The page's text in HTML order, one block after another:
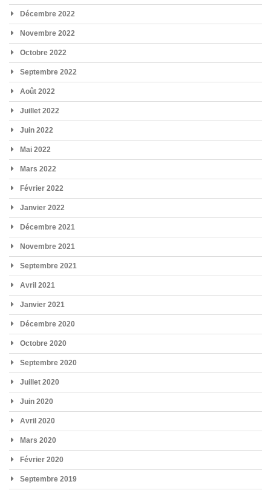
Décembre 2022
Novembre 2022
Octobre 2022
Septembre 2022
Août 2022
Juillet 2022
Juin 2022
Mai 2022
Mars 2022
Février 2022
Janvier 2022
Décembre 2021
Novembre 2021
Septembre 2021
Avril 2021
Janvier 2021
Décembre 2020
Octobre 2020
Septembre 2020
Juillet 2020
Juin 2020
Avril 2020
Mars 2020
Février 2020
Septembre 2019